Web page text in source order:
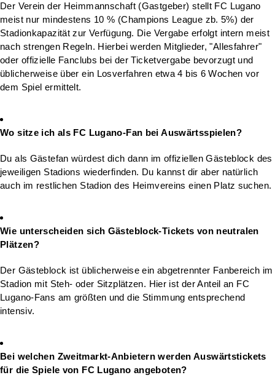
Der Verein der Heimmannschaft (Gastgeber) stellt FC Lugano
meist nur mindestens 10 % (Champions League zb. 5%) der
Stadionkapazität zur Verfügung. Die Vergabe erfolgt intern meist
nach strengen Regeln. Hierbei werden Mitglieder, "Allesfahrer"
oder offizielle Fanclubs bei der Ticketvergabe bevorzugt und
üblicherweise über ein Losverfahren etwa 4 bis 6 Wochen vor
dem Spiel ermittelt.
Wo sitze ich als FC Lugano-Fan bei Auswärtsspielen?
Du als Gästefan würdest dich dann im offiziellen Gästeblock des
jeweiligen Stadions wiederfinden. Du kannst dir aber natürlich
auch im restlichen Stadion des Heimvereins einen Platz suchen.
Wie unterscheiden sich Gästeblock-Tickets von neutralen
Plätzen?
Der Gästeblock ist üblicherweise ein abgetrennter Fanbereich im
Stadion mit Steh- oder Sitzplätzen. Hier ist der Anteil an FC
Lugano-Fans am größten und die Stimmung entsprechend
intensiv.
Bei welchen Zweitmarkt-Anbietern werden Auswärtstickets
für die Spiele von FC Lugano angeboten?